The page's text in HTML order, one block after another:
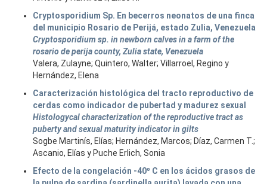
Cryptosporidium Sp. En becerros neonatos de una finca
del municipio Rosario de Perijá, estado Zulia, Venezuela
Cryptosporidium sp. in newborn calves in a farm of the
rosario de perija county, Zulia state, Venezuela
Valera, Zulayne; Quintero, Walter; Villarroel, Regino y
Hernández, Elena
Caracterización histológica del tracto reproductivo de
cerdas como indicador de pubertad y madurez sexual
Histologycal characterization of the reproductive tract as
puberty and sexual maturity indicator in gilts
Sogbe Martinís, Elías; Hernández, Marcos; Díaz, Carmen T.;
Ascanio, Elías y Puche Erlich, Sonia
Efecto de la congelación -40º C en los ácidos grasos de